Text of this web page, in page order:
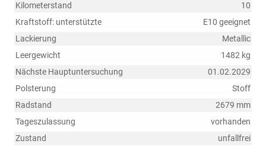
Kilometerstand
10
Kraftstoff: unterstützte
E10 geeignet
Lackierung
Metallic
Leergewicht
1482 kg
Nächste Hauptuntersuchung
01.02.2029
Polsterung
Stoff
Radstand
2679 mm
Tageszulassung
vorhanden
Zustand
unfallfrei